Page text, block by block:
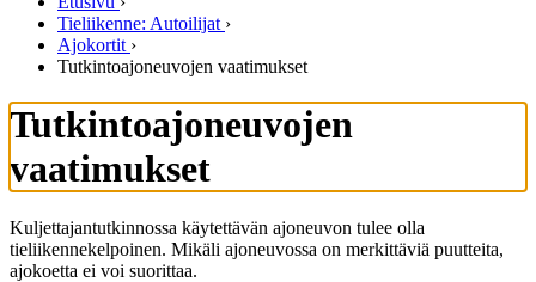
Tieliikenne: Autoilijat ›
Ajokortit ›
Tutkintoajoneuvojen vaatimukset
Tutkintoajoneuvojen
vaatimukset
Kuljettajantutkinnossa käytettävän ajoneuvon tulee olla
tieliikennekelpoinen. Mikäli ajoneuvossa on merkittäviä puutteita,
ajokoetta ei voi suorittaa.